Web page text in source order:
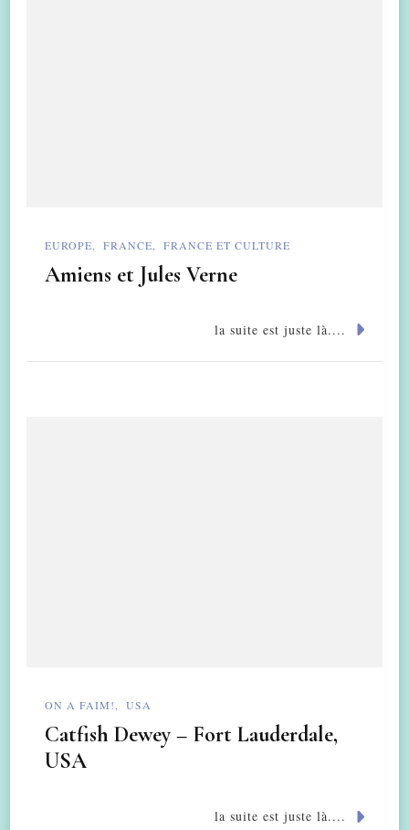
EUROPE FRANCE FRANCE ET CULTURE
Amiens et Jules Verne
la suite est juste là....
ON A FAIM! USA
Catfish Dewey – Fort Lauderdale,
USA
la suite est juste là....